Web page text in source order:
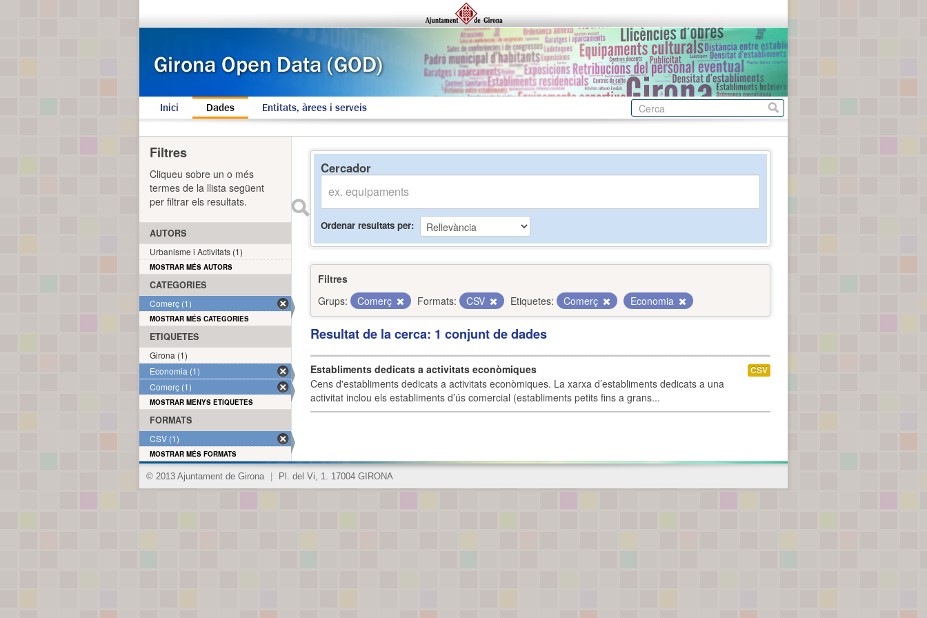
Inici Dades Entitats, àrees i serveis
Cercador
Ordenar resultats per
Filtres
Grups:
Comerç Formats: CSV Etiquetes: Comerç Economia
Resultat de la cerca: 1 conjunt de dades
Establiments dedicats a activitats econòmiques
Cens d'establiments dedicats a activitats econòmiques. La xarxa d’establiments dedicats a una
activitat inclou els establiments d’ús comercial (establiments petits fins a grans...
CSV
Filtres
Cliqueu sobre un o més
termes de la llista següent
per filtrar els resultats.
AUTORS
Urbanisme i Activitats (1)
MOSTRAR MÉS AUTORS
CATEGORIES
Comerç (1)
MOSTRAR MÉS CATEGORIES
ETIQUETES
Girona (1)
Economia (1)
Comerç (1)
MOSTRAR MENYS ETIQUETES
FORMATS
CSV (1)
MOSTRAR MÉS FORMATS
© 2013 Ajuntament de Girona Pl. del Vi, 1. 17004 GIRONA